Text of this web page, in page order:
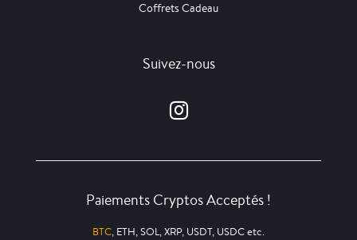
Coffrets Cadeau
Suivez-nous
Paiements Cryptos Acceptés !
BTC, ETH, SOL, XRP, USDT, USDC etc.